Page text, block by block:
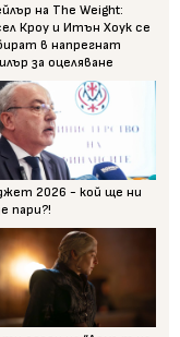
на The Weight:
Кроу и Итън Хоук се
в напрегнат
за оцеляване
2026 - кой ще ни
пари?!